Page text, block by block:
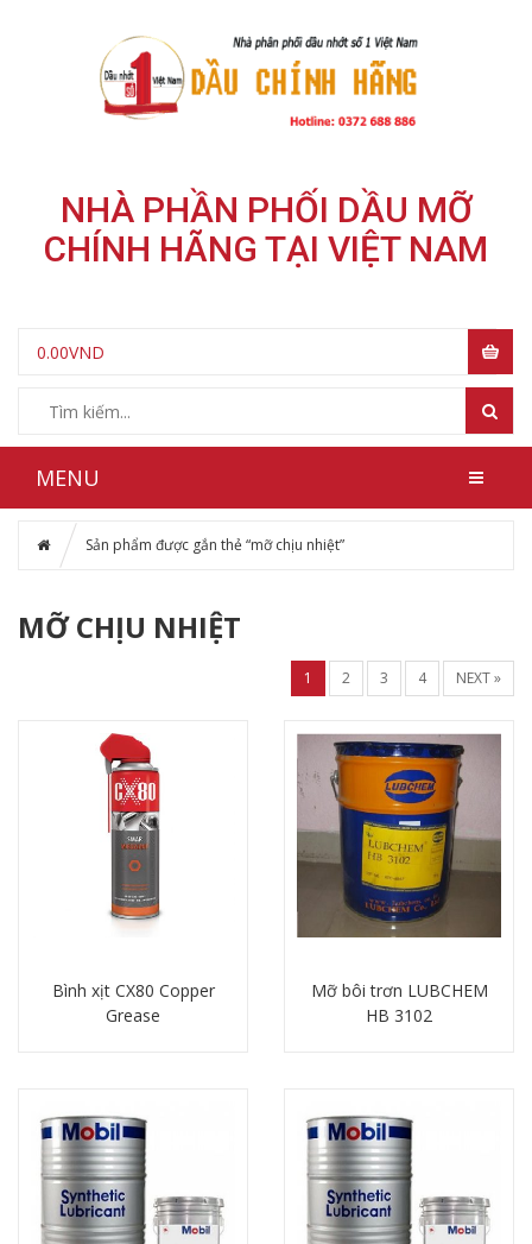
NHÀ PHẦN PHỐI DẦU MỠ
CHÍNH HÃNG TẠI VIỆT NAM
0.00VND
MENU
Sản phẩm được gắn thẻ “mỡ chịu nhiệt”
MỠ CHỊU NHIỆT
1 2 3 4 NEXT »
Bình xịt CX80 Copper
Grease
Mỡ bôi trơn LUBCHEM
HB 3102